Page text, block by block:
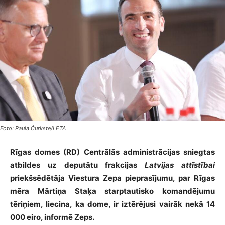
Foto: Paula Čurkste/LETA
Rīgas domes (RD) Centrālās administrācijas sniegtas
atbildes uz deputātu frakcijasLatvijas attīstībai
priekšsēdētāja Viestura Zepa pieprasījumu, par Rīgas
mēra Mārtiņa Staķa starptautisko komandējumu
tēriņiem, liecina, ka dome, ir iztērējusi vairāk nekā 14
000 eiro, informē Zeps.